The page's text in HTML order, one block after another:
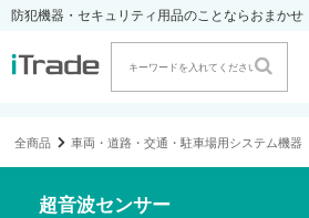
防犯機器・セキュリティ用品のことならおまかせ
全商品 車両・道路・交通・駐車場用システム機器
超音波センサー